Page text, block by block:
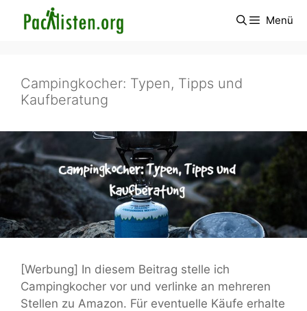
Inhalt
Menü
Campingkocher: Typen, Tipps und
Kaufberatung
[Werbung] In diesem Beitrag stelle ich
Campingkocher vor und verlinke an mehreren
Stellen zu Amazon. Für eventuelle Käufe erhalte